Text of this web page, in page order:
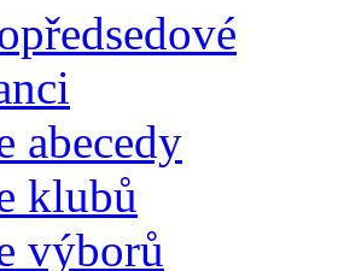
abecedy
klubů
výborů